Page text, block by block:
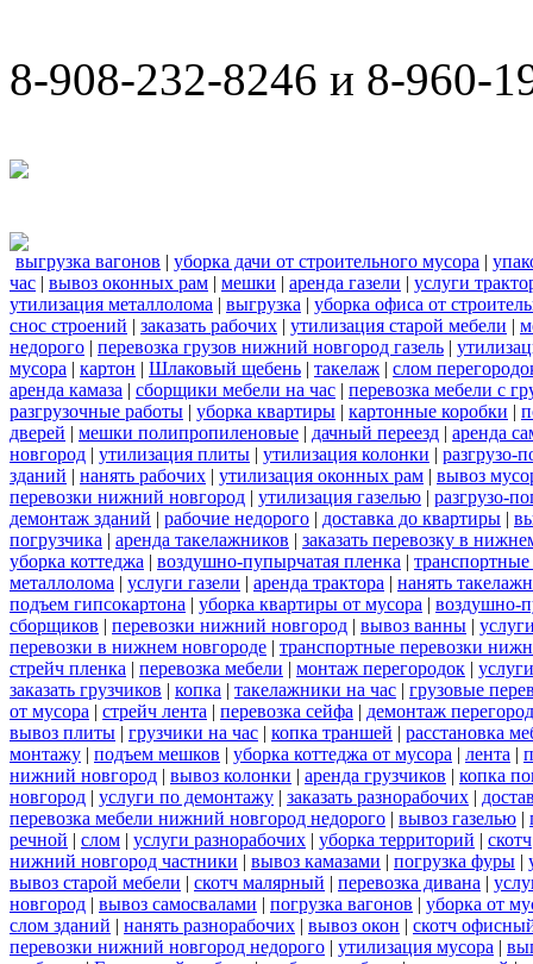
8-908-232-8246 и 8-960-
выгрузка вагонов | уборка дачи от строительного мусора |
час | вывоз оконных рам | мешки | аренда газели | услуги
утилизация металлолома | выгрузка | уборка офиса от
снос строений | заказать рабочих | утилизация старой мебели |
недорого | перевозка грузов нижний новгород газель |
мусора | картон | Шлаковый щебень | такелаж | слом
аренда камаза | сборщики мебели на час | перевозка мебели с
разгрузочные работы | уборка квартиры | картонные коробки |
дверей | мешки полипропиленовые | дачный переезд | аренда
новгород | утилизация плиты | утилизация колонки | разгрузо-
зданий | нанять рабочих | утилизация оконных рам | вывоз
перевозки нижний новгород | утилизация газелью | разгрузо-
демонтаж зданий | рабочие недорого | доставка до квартиры |
погрузчика | аренда такелажников | заказать перевозку в
уборка коттеджа | воздушно-пупырчатая пленка | транспортные
металлолома | услуги газели | аренда трактора | нанять
подъем гипсокартона | уборка квартиры от мусора | воздушно-
сборщиков | перевозки нижний новгород | вывоз ванны |
перевозки в нижнем новгороде | транспортные перевозки
стрейч пленка | перевозка мебели | монтаж перегородок |
заказать грузчиков | копка | такелажники на час | грузовые
от мусора | стрейч лента | перевозка сейфа | демонтаж
вывоз плиты | грузчики на час | копка траншей | расстановка
монтажу | подъем мешков | уборка коттеджа от мусора | лента |
нижний новгород | вывоз колонки | аренда грузчиков | копка
новгород | услуги по демонтажу | заказать разнорабочих |
перевозка мебели нижний новгород недорого | вывоз газелью |
речной | слом | услуги разнорабочих | уборка территорий | скотч
нижний новгород частники | вывоз камазами | погрузка фуры |
вывоз старой мебели | скотч малярный | перевозка дивана |
новгород | вывоз самосвалами | погрузка вагонов | уборка от
слом зданий | нанять разнорабочих | вывоз окон | скотч
перевозки нижний новгород недорого | утилизация мусора |